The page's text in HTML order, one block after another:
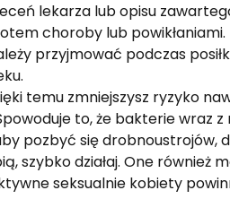
lekarza lub opisu
choroby lub
przyjmować podczas
temu zmniejszysz ryzyko
to, że bakterie wraz
pozbyć się drobnoustrojów,
szybko działaj. One również
seksualnie kobiety